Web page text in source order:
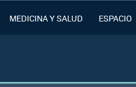
MEDICINA Y SALUD ESPACIO